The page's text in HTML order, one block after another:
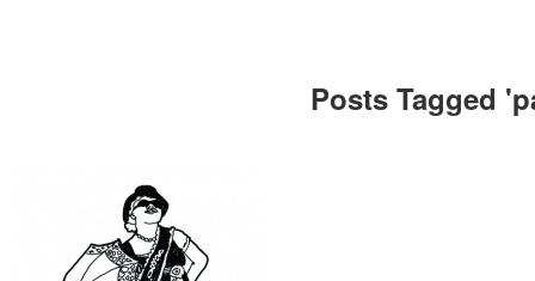
Posts Tagged '